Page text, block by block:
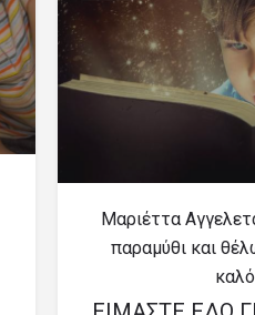
Μαριέττα
παραμύθι και